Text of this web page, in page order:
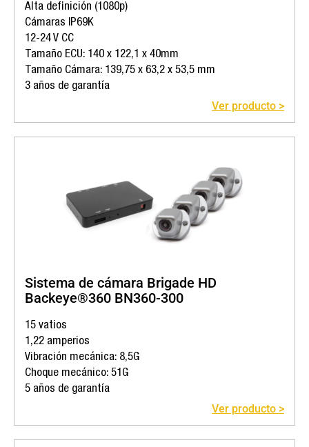
Alta definición (1080p)
Cámaras IP69K
12-24 V CC
Tamaño ECU: 140 x 122,1 x 40mm
Tamaño Cámara: 139,75 x 63,2 x 53,5 mm
3 años de garantía
Ver producto >
Sistema de cámara Brigade HD
Backeye®360 BN360-300
15 vatios
1,22 amperios
Vibración mecánica: 8,5G
Choque mecánico: 51G
5 años de garantía
Ver producto >